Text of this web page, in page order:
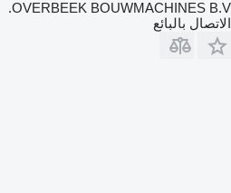
OVERBEEK BOUWMACHINES B.V.
الاتصال بالبائع